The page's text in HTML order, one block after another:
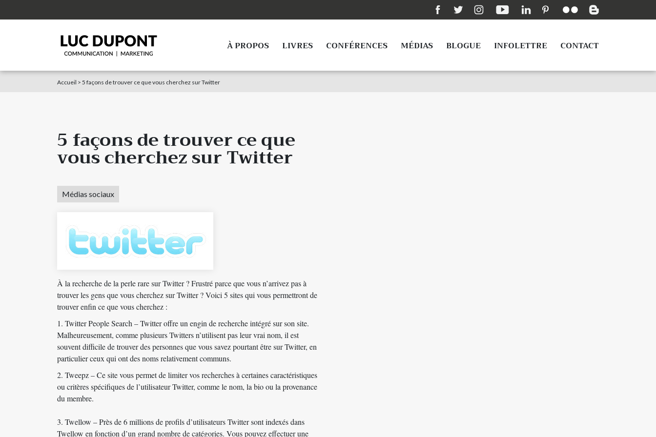
À PROPOS LIVRES CONFÉRENCES MÉDIAS BLOGUE INFOLETTRE CONTACT
Accueil > 5 façons de trouver ce que vous cherchez sur Twitter
5 façons de trouver ce que
vous cherchez sur Twitter
Médias sociaux
À la recherche de la perle rare sur Twitter ? Frustré parce que vous n’arrivez pas à
trouver les gens que vous cherchez sur Twitter ? Voici 5 sites qui vous permettront de
trouver enfin ce que vous cherchez :
1. Twitter People Search – Twitter offre un engin de recherche intégré sur son site.
Malheureusement, comme plusieurs Twitters n’utilisent pas leur vrai nom, il est
souvent difficile de trouver des personnes que vous savez pourtant être sur Twitter, en
particulier ceux qui ont des noms relativement communs.
2. Tweepz– Ce site vous permet de limiter vos recherches à certaines caractéristiques
ou critères spécifiques de l’utilisateur Twitter, comme le nom, la bio ou la provenance
du membre.
3. Twellow – Près de 6 millions de profils d’utilisateurs Twitter sont indexés dans
Twellow en fonction d’un grand nombre de catégories. Vous pouvez effectuer une